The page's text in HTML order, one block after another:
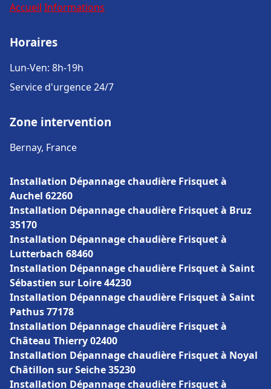
Accueil Informations
Horaires
Lun-Ven: 8h-19h
Service d'urgence 24/7
Zone intervention
Bernay, France
Installation Dépannage chaudière Frisquet à
Auchel 62260
Installation Dépannage chaudière Frisquet à Bruz
35170
Installation Dépannage chaudière Frisquet à
Lutterbach 68460
Installation Dépannage chaudière Frisquet à Saint
Sébastien sur Loire 44230
Installation Dépannage chaudière Frisquet à Saint
Pathus 77178
Installation Dépannage chaudière Frisquet à
Château Thierry 02400
Installation Dépannage chaudière Frisquet à Noyal
Châtillon sur Seiche 35230
Installation Dépannage chaudière Frisquet à